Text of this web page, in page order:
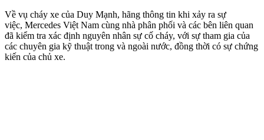
Về vụ cháy xe của Duy Mạnh, hãng thông tin khi xảy ra sự
việc, Mercedes Việt Nam cùng nhà phân phối và các bên liên quan
đã kiểm tra xác định nguyên nhân sự cố cháy, với sự tham gia của
các chuyên gia kỹ thuật trong và ngoài nước, đồng thời có sự chứng
kiến của chủ xe.